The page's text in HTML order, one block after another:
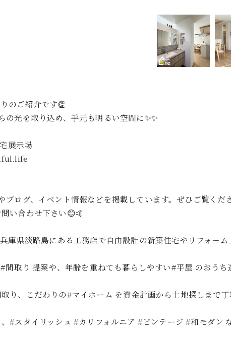
のご紹介です👏
の光を取り込め、手元も明るい空間に✨✨
展示場
ログ、イベント情報などを掲載しています。ぜひご覧くださ
い合わせ下さい😊🤙
庫県淡路島にある工務店で自由設計の新築住宅やリフォーム
間取り 提案や、年齢を重ねても暮らしやすい#平屋 のおう
り、こだわりの#マイホーム を資金計画から土地探しまで
#スタイリッシュ #カリフォルニア #ビンテージ #和モダン